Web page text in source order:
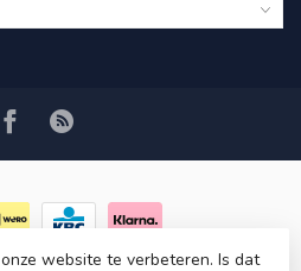
- Powered byLightspeed-
website te verbeteren. Is dat